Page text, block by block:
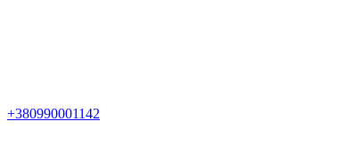
+380990001142